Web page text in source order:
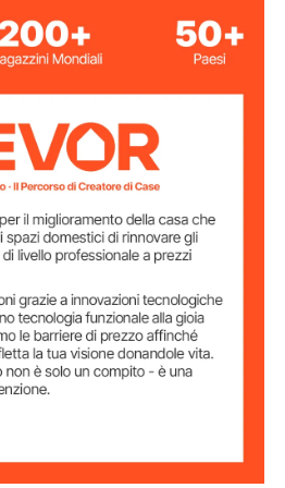
1,5-30 mm
alimentato
lega di alluminio
13 x 13 x 30 cm
3,4 kg